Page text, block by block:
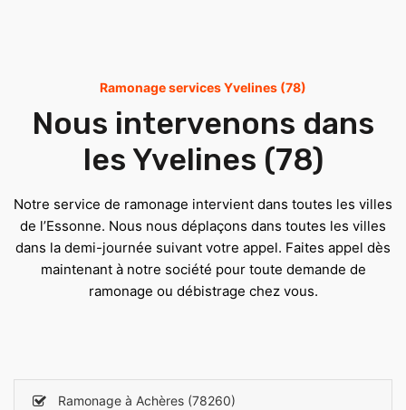
Ramonage services Yvelines (78)
Nous intervenons dans
les Yvelines (78)
Notre service de ramonage intervient dans toutes les villes
de l’Essonne. Nous nous déplaçons dans toutes les villes
dans la demi-journée suivant votre appel. Faites appel dès
maintenant à notre société pour toute demande de
ramonage ou débistrage chez vous.
Ramonage à Achères (78260)